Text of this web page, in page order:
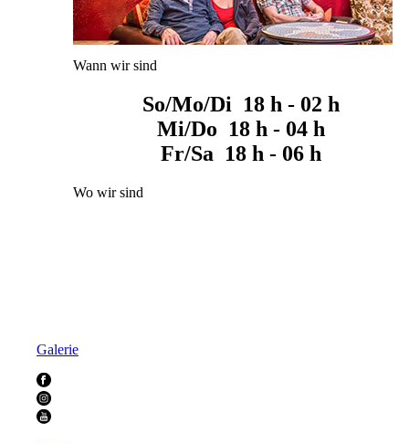
Wann wir sind
So/Mo/Di 18 h - 02 h
Mi/Do 18 h - 04 h
Fr/Sa 18 h - 06 h
Wo wir sind
Galerie